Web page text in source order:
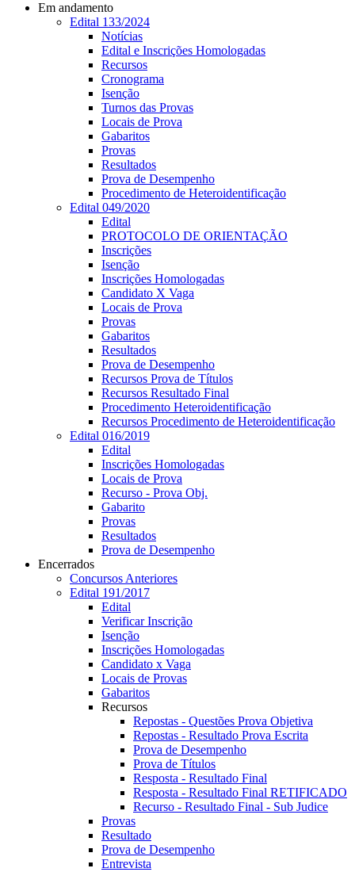
Em andamento
Edital 133/2024
Notícias
Edital e Inscrições Homologadas
Recursos
Cronograma
Isenção
Turnos das Provas
Locais de Prova
Gabaritos
Provas
Resultados
Prova de Desempenho
Procedimento de Heteroidentificação
Edital 049/2020
Edital
PROTOCOLO DE ORIENTAÇÃO
Inscrições
Isenção
Inscrições Homologadas
Candidato X Vaga
Locais de Prova
Provas
Gabaritos
Resultados
Prova de Desempenho
Recursos Prova de Títulos
Recursos Resultado Final
Procedimento Heteroidentificação
Recursos Procedimento de Heteroidentificação
Edital 016/2019
Edital
Inscrições Homologadas
Locais de Prova
Recurso - Prova Obj.
Gabarito
Provas
Resultados
Prova de Desempenho
Encerrados
Concursos Anteriores
Edital 191/2017
Edital
Verificar Inscrição
Isenção
Inscrições Homologadas
Candidato x Vaga
Locais de Provas
Gabaritos
Recursos
Repostas - Questões Prova Objetiva
Repostas - Resultado Prova Escrita
Prova de Desempenho
Prova de Títulos
Resposta - Resultado Final
Resposta - Resultado Final RETIFICADO
Recurso - Resultado Final - Sub Judice
Provas
Resultado
Prova de Desempenho
Entrevista